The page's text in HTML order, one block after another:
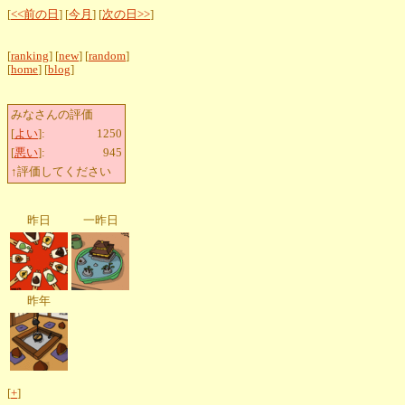
[<<前の日 ] [今月 ] [次の日>>]
[ranking] [new] [random]
[home] [blog]
みなさんの評価
[よい]:
1250
[悪い]:
945
↑評価してください
昨日 一昨日
昨年
[+]